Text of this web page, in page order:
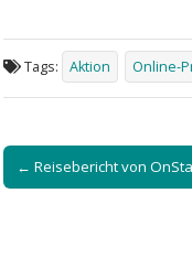
Tags: Aktion Online-
Post
navigation
← Reisebericht von